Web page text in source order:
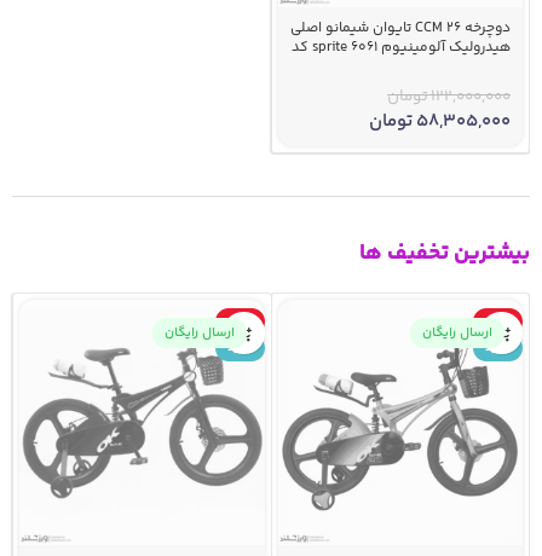
دوچرخه 26 CCM تایوان شیمانو اصلی
هیدرولیک آلومینیوم 6061 sprite کد
122,000,000تومان
58,305,000تومان
بیشترین تخفیف ها
-10%
جدید
ارسال رایگان
-10%
جدید
ارسال رایگان